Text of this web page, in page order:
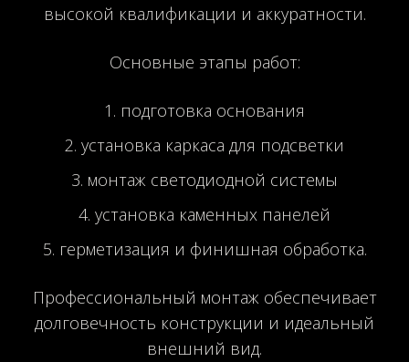
высокой квалификации и аккуратности.
Основные этапы работ:
подготовка основания
установка каркаса для подсветки
монтаж светодиодной системы
установка каменных панелей
герметизация и финишная обработка.
Профессиональный монтаж обеспечивает
долговечность конструкции и идеальный
внешний вид.